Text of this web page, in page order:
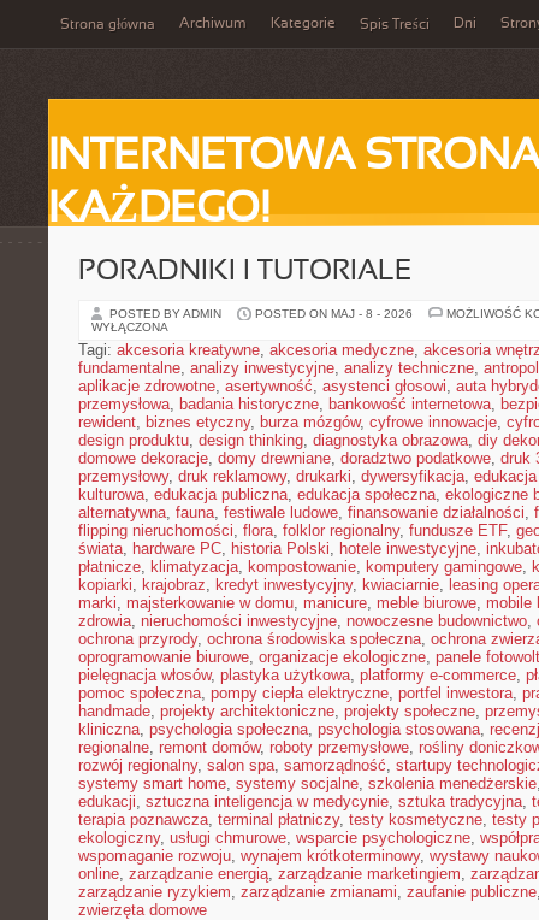
Strona główna Archiwum Kategorie Spis Treści Dni
INTERNETOWA
KAŻDEGO!
PORADNIKI I TUTORIALE
POSTED BY ADMIN POSTED ON MAJ - 8 - 2026
MOŻLIWOŚĆ
WYŁĄCZONA
Tagi: akcesoria kreatywne, akcesoria medyczne, akcesoria
fundamentalne, analizy inwestycyjne, analizy techniczne,
aplikacje zdrowotne, asertywność, asystenci głosowi, auta
przemysłowa, badania historyczne, bankowość internetowa,
rewident, biznes etyczny, burza mózgów, cyfrowe innowacje,
design produktu, design thinking, diagnostyka obrazowa, diy
domowe dekoracje, domy drewniane, doradztwo podatkowe, druk
przemysłowy, druk reklamowy, drukarki, dywersyfikacja,
kulturowa, edukacja publiczna, edukacja społeczna, ekologiczne
alternatywna, fauna, festiwale ludowe, finansowanie działalności,
flipping nieruchomości, flora, folklor regionalny, fundusze ETF,
świata, hardware PC, historia Polski, hotele inwestycyjne,
płatnicze, klimatyzacja, kompostowanie, komputery gamingowe,
kopiarki, krajobraz, kredyt inwestycyjny, kwiaciarnie, leasing
marki, majsterkowanie w domu, manicure, meble biurowe, mobile
zdrowia, nieruchomości inwestycyjne, nowoczesne budownictwo,
ochrona przyrody, ochrona środowiska społeczna, ochrona
oprogramowanie biurowe, organizacje ekologiczne, panele
pielęgnacja włosów, plastyka użytkowa, platformy e-commerce,
pomoc społeczna, pompy ciepła elektryczne, portfel inwestora,
handmade, projekty architektoniczne, projekty społeczne,
kliniczna, psychologia społeczna, psychologia stosowana,
regionalne, remont domów, roboty przemysłowe, rośliny
rozwój regionalny, salon spa, samorządność, startupy
systemy smart home, systemy socjalne, szkolenia menedżerskie
edukacji, sztuczna inteligencja w medycynie, sztuka tradycyjna,
terapia poznawcza, terminal płatniczy, testy kosmetyczne, testy
ekologiczny, usługi chmurowe, wsparcie psychologiczne,
wspomaganie rozwoju, wynajem krótkoterminowy, wystawy
online, zarządzanie energią, zarządzanie marketingiem,
zarządzanie ryzykiem, zarządzanie zmianami, zaufanie publiczne
zwierzęta domowe